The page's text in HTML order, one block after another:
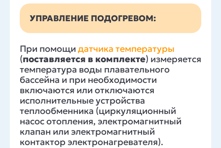
УПРАВЛЕНИЕ ПОДОГРЕВОМ:
При помощи датчика температуры
(поставляется в комплекте) измеряется
температура воды плавательного
бассейна и при необходимости
включаются или отключаются
исполнительные устройства
теплообменника (циркуляционный
насос отопления, электромагнитный
клапан или электромагнитный
контактор электронагревателя).